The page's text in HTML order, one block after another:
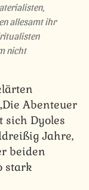
allesamt ihr
nicht
Abenteuer
sich Dyoles
Jahre,
beiden
stark